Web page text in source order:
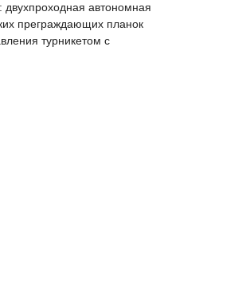
двухпроходная автономная
преграждающих планок
турникетом с